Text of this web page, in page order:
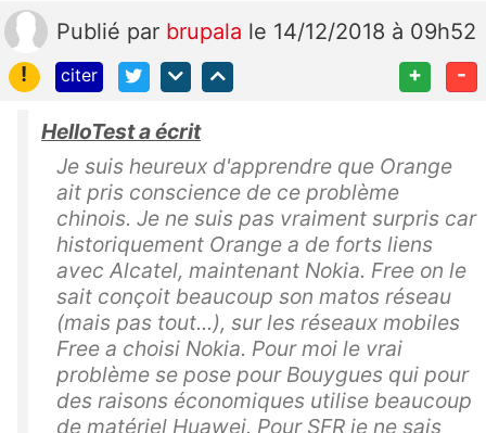
Publié par brupala le 14/12/2018 à 09h52
!
citer + -
HelloTest a écrit
Je suis heureux d'apprendre que Orange
ait pris conscience de ce problème
chinois. Je ne suis pas vraiment surpris car
historiquement Orange a de forts liens
avec Alcatel, maintenant Nokia. Free on le
sait conçoit beaucoup son matos réseau
(mais pas tout...), sur les réseaux mobiles
Free a choisi Nokia. Pour moi le vrai
problème se pose pour Bouygues qui pour
des raisons économiques utilise beaucoup
de matériel Huawei. Pour SFR je ne sais